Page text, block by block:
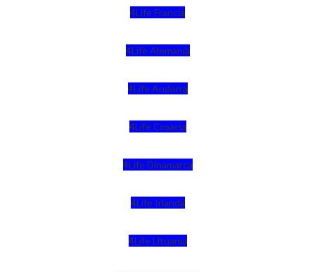
4Life Francia
4Life Alemania
4Life Andorra
4Life Croacia
4Life Dinamarca
4Life Irlanda
4Life Lituania